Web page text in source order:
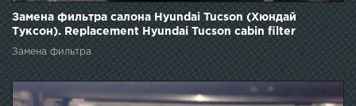
Замена фильтра салона Hyundai Tucson (Хюндай
Туксон). Replacement Hyundai Tucson cabin filter
Замена фильтра